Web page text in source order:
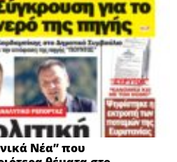
Νέα” που